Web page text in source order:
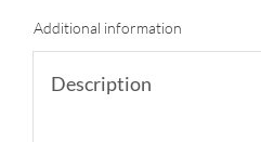
Additional information
Description